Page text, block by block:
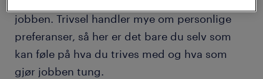
jobben. Trivsel handler mye om personlige
preferanser, så her er det bare du selv som
kan føle på hva du trives med og hva som
gjør jobben tung.